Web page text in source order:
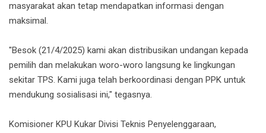
masyarakat akan tetap mendapatkan informasi dengan
maksimal.
"Besok (21/4/2025) kami akan distribusikan undangan kepada
pemilih dan melakukan woro-woro langsung ke lingkungan
sekitar TPS. Kami juga telah berkoordinasi dengan PPK untuk
mendukung sosialisasi ini," tegasnya.
Komisioner KPU Kukar Divisi Teknis Penyelenggaraan,